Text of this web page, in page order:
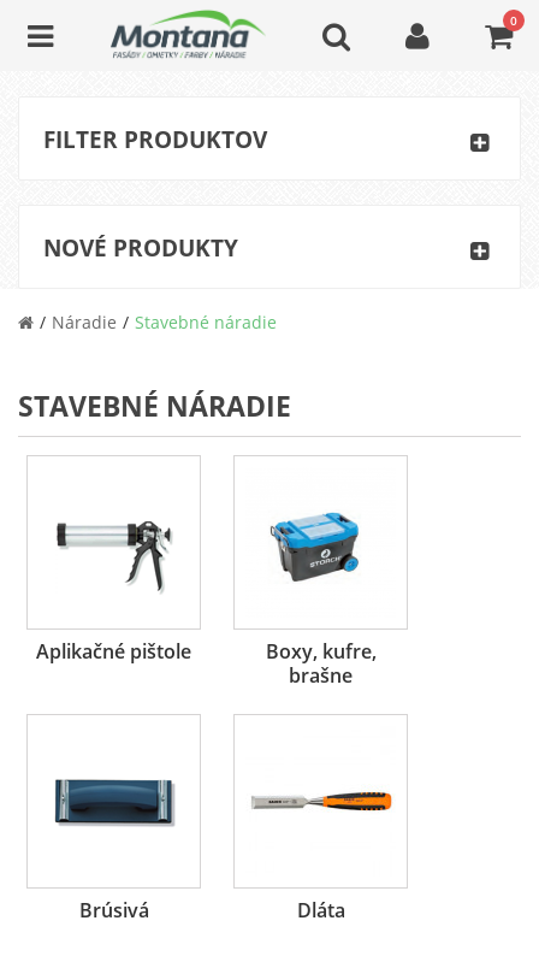
0
FILTER PRODUKTOV
NOVÉ PRODUKTY
Náradie Stavebné náradie
STAVEBNÉ NÁRADIE
Aplikačné pištole
Boxy, kufre,
brašne
Brúsivá Dláta